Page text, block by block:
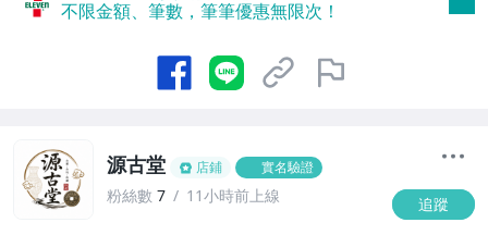
不限金額、筆數，筆筆優惠無限次！
源古堂 店鋪 實名驗證
粉絲數 7 11小時前上線 追蹤